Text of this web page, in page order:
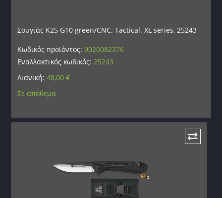
Σουγιάς K25 G10 green/CNC. Tactical. XL series, 25243
Κωδικός προϊόντος:9020082376
Εναλλακτικός κωδικός: 25243
Λιανική:48,00€
Σε απόθεμα